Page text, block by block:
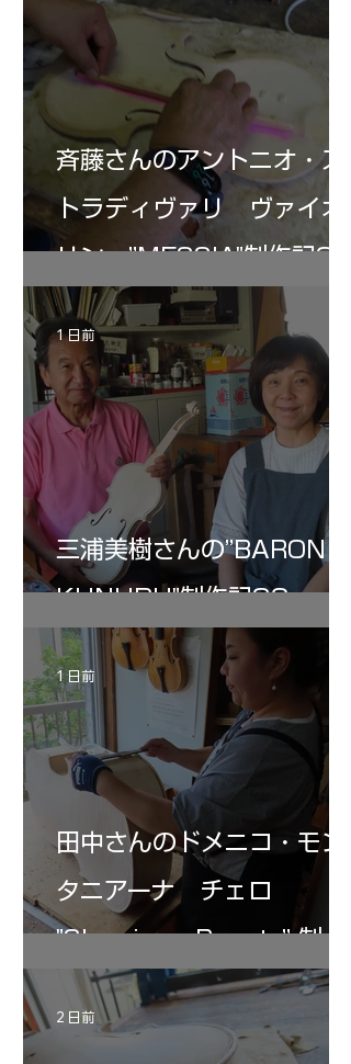
斉藤さんのアントニオ・ス
トラディヴァリ ヴァイオ
リン ”MESSIA"制作記34
三浦美樹さんの”BARON・
KUNUPU"制作記32
1 日前
田中さんのドメニコ・モン
タニアーナ チェロ
"Sleeping・Beauty” 制作
記 31
1 日前
2 日前